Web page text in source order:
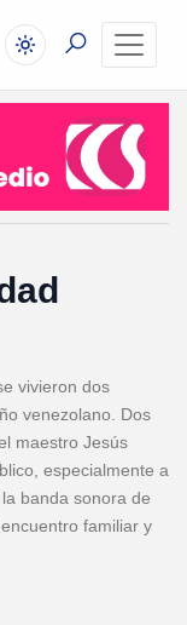
vivieron dos
venezolano. Dos
maestro Jesús
especialmente a
banda sonora de
familiar y